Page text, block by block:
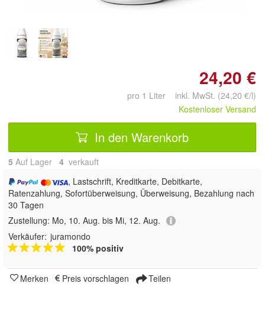
24,20 €
pro 1 Liter inkl. MwSt. (24,20 €/l)
Kostenloser Versand
In den Warenkorb
5 Auf Lager 4 verkauft
, Lastschrift, Kreditkarte, Debitkarte,
Ratenzahlung, Sofortüberweisung, Überweisung, Bezahlung nach
30 Tagen
Zustellung: Mo, 10. Aug. bis Mi, 12. Aug.
Verkäufer: juramondo
100% positiv
Merken Preis vorschlagen Teilen